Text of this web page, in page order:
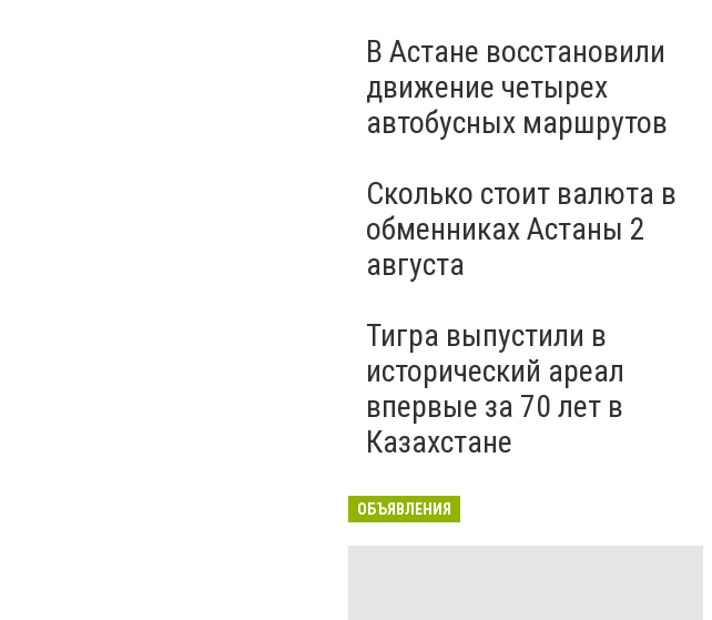
В Астане восстановили
движение четырех
автобусных маршрутов
Сколько стоит валюта в
обменниках Астаны 2
августа
Тигра выпустили в
исторический ареал
впервые за 70 лет в
Казахстане
ОБЪЯВЛЕНИЯ